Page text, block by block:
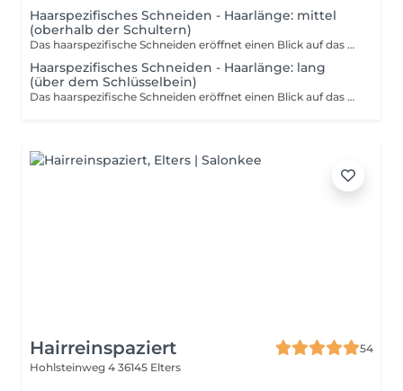
Haarspezifisches Schneiden - Haarlänge: mittel
(oberhalb der Schultern)
Das haarspezifische Schneiden eröffnet einen Blick auf das Haar als lebendiges Element dessen Eigenart sich in der natürlichen Wuchsrichtung und der feinen Torsion jeder Strähne zeigt. Jede Haarsträhne folgt ihrer individuellen Bewegung, wodurch ein eigenständiger Charakter entsteht. Die Konturen des Gesichts und die Linien des Kopfs dienen als Grundlage für die präzise Gestaltung. Der Schnitt greift die vorhandenen Strukturen auf und bringt sie in ein ausgewogenes Verhältnis. Die Handhabung der Frisur wird durch eine passgenaue Abstimmung der Schnittführung erleichtert. Technische Präzision und kreative Umsetzung verschmelzen zu einem Gesamtkonzept, das den persönlichen Ausdruck fördert und die Identität des Trägers sichtbar macht.
Haarspezifisches Schneiden - Haarlänge: lang
(über dem Schlüsselbein)
Das haarspezifische Schneiden eröffnet einen Blick auf das Haar als lebendiges Element dessen Eigenart sich in der natürlichen Wuchsrichtung und der feinen Torsion jeder Strähne zeigt. Jede Haarsträhne folgt ihrer individuellen Bewegung, wodurch ein eigenständiger Charakter entsteht. Die Konturen des Gesichts und die Linien des Kopfs dienen als Grundlage für die präzise Gestaltung. Der Schnitt greift die vorhandenen Strukturen auf und bringt sie in ein ausgewogenes Verhältnis. Die Handhabung der Frisur wird durch eine passgenaue Abstimmung der Schnittführung erleichtert. Technische Präzision und kreative Umsetzung verschmelzen zu einem Gesamtkonzept, das den persönlichen Ausdruck fördert und die Identität des Trägers sichtbar macht.
Hairreinspaziert
54
Hohlsteinweg 4 36145 Elters